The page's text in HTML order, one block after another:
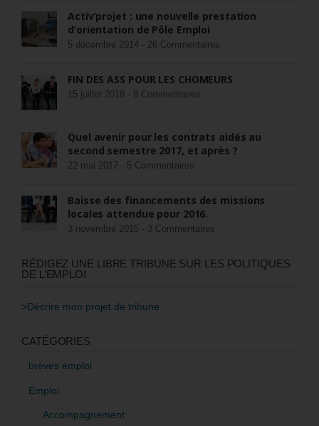
Activ’projet : une nouvelle prestation
d’orientation de Pôle Emploi
5 décembre 2014 - 26 Commentaires
FIN DES ASS POUR LES CHÔMEURS
15 juillet 2018 - 8 Commentaires
Quel avenir pour les contrats aidés au
second semestre 2017, et après ?
22 mai 2017 - 5 Commentaires
Baisse des financements des missions
locales attendue pour 2016.
3 novembre 2015 - 3 Commentaires
RÉDIGEZ UNE LIBRE TRIBUNE SUR LES POLITIQUES
DE L’EMPLOI
>Décrire mon projet de tribune
CATÉGORIES
brèves emploi
Emploi
Accompagnement